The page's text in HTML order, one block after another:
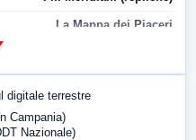
La Mappa dei Piaceri
LabNews (replica)
digitale terrestre
Campania)
Nazionale)